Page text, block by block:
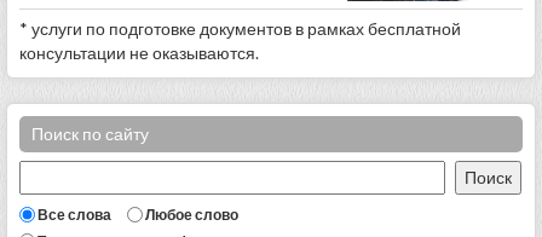
* услуги по подготовке документов в рамках бесплатной
консультации не оказываются.
Поиск по сайту
Все слова
Любое слово